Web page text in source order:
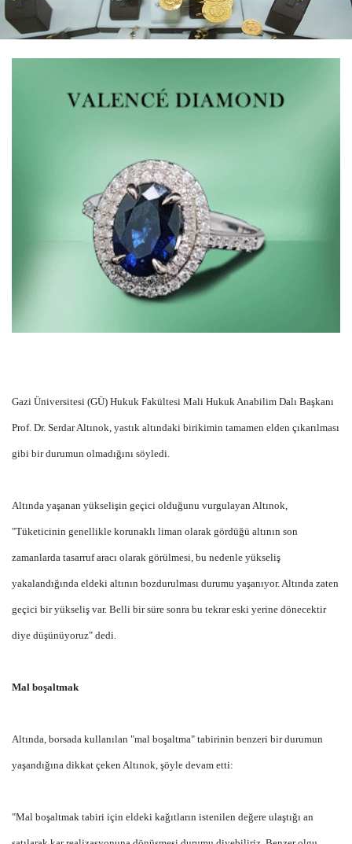
Gazi Üniversitesi (GÜ) Hukuk Fakültesi Mali Hukuk Anabilim Dalı Başkanı
Prof. Dr. Serdar Altınok, yastık altındaki birikimin tamamen elden çıkarılması
gibi bir durumun olmadığını söyledi.
Altında yaşanan yükselişin geçici olduğunu vurgulayan Altınok,
"Tüketicinin genellikle korunaklı liman olarak gördüğü altının son
zamanlarda tasarruf aracı olarak görülmesi, bu nedenle yükseliş
yakalandığında eldeki altının bozdurulması durumu yaşanıyor. Altında zaten
geçici bir yükseliş var. Belli bir süre sonra bu tekrar eski yerine dönecektir
diye düşünüyoruz" dedi.
Mal boşaltmak
Altında, borsada kullanılan "mal boşaltma" tabirinin benzeri bir durumun
yaşandığına dikkat çeken Altınok, şöyle devam etti:
"Mal boşaltmak tabiri için eldeki kağıtların istenilen değere ulaştığı an